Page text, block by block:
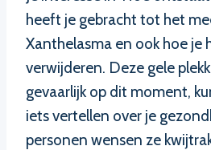
heeft je gebracht tot het
Xanthelasma en ook hoe je
verwijderen. Deze gele
gevaarlijk op dit moment,
iets vertellen over je
personen wensen ze